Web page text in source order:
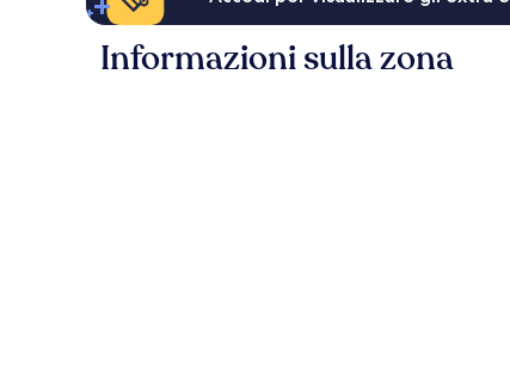
Informazioni sulla zona